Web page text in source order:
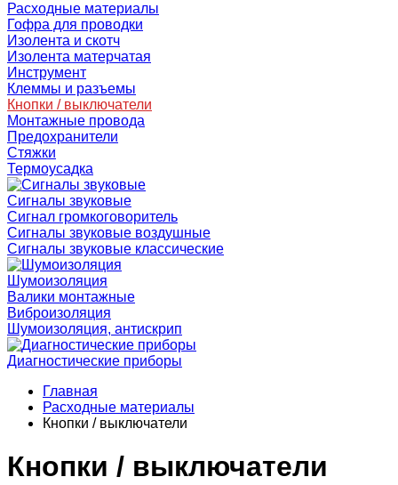
Расходные материалы
Гофра для проводки
Изолента и скотч
Изолента матерчатая
Инструмент
Клеммы и разъемы
Кнопки / выключатели
Монтажные провода
Предохранители
Стяжки
Термоусадка
Сигналы звуковые
Сигнал громкоговоритель
Сигналы звуковые воздушные
Сигналы звуковые классические
Шумоизоляция
Валики монтажные
Виброизоляция
Шумоизоляция, антискрип
Диагностические приборы
Главная
Расходные материалы
Кнопки / выключатели
Кнопки / выключатели